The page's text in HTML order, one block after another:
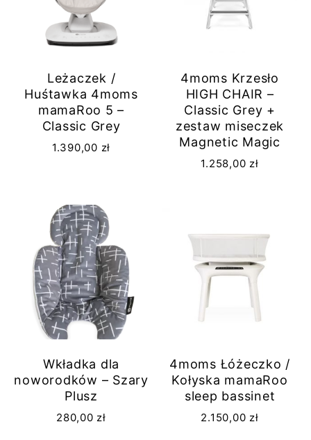
Leżaczek /
Huśtawka 4moms
mamaRoo 5 –
Classic Grey
1.390,00 zł
4moms Krzesło
HIGH CHAIR –
Classic Grey +
zestaw miseczek
Magnetic Magic
1.258,00 zł
Wkładka dla
noworodków – Szary
Plusz
280,00 zł
4moms Łóżeczko /
Kołyska mamaRoo
sleep bassinet
2.150,00 zł